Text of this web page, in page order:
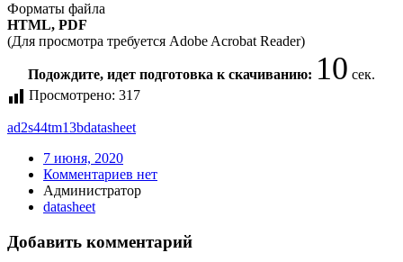
Форматы файла
HTML, PDF
(Для просмотра требуется Adobe Acrobat Reader)
Подождите, идет подготовка к скачиванию: 10 сек.
Просмотрено: 317
ad2s44tm13bdatasheet
7 июня, 2020
Комментариев нет
Администратор
datasheet
Добавить комментарий